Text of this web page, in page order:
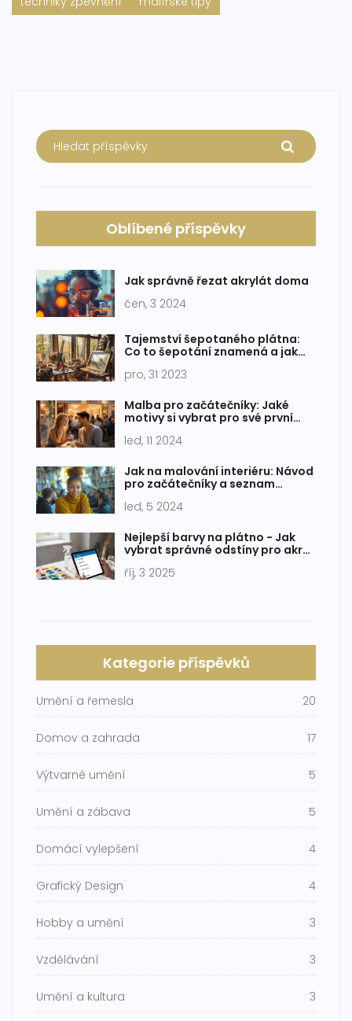
Oblíbené příspěvky
Jak správně řezat akrylát doma
čen, 3 2024
Tajemství šepotaného plátna:
Co to šepotání znamená a jak
pro, 31 2023
Malba pro začátečníky: Jaké
motivy si vybrat pro své první
led, 11 2024
Jak na malování interiéru: Návod
pro začátečníky a seznam
led, 5 2024
Nejlepší barvy na plátno - Jak
vybrat správné odstíny pro akryl
říj, 3 2025
Kategorie příspěvků
Umění a řemesla 20
Domov a zahrada 17
Výtvarné umění 5
Umění a zábava 5
Domácí vylepšení 4
Grafický Design 4
Hobby a umění 3
Vzdělávání 3
Umění a kultura 3